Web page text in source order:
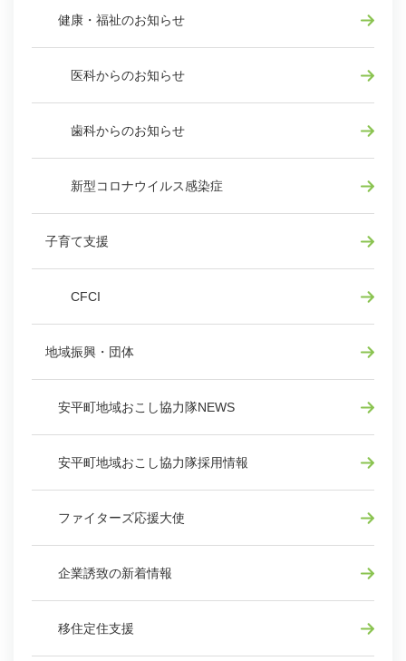
健康・福祉のお知らせ
医科からのお知らせ
歯科からのお知らせ
新型コロナウイルス感染症
子育て支援
CFCI
地域振興・団体
安平町地域おこし協力隊NEWS
安平町地域おこし協力隊採用情報
ファイターズ応援大使
企業誘致の新着情報
移住定住支援